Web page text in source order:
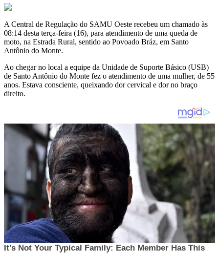
A Central de Regulação do SAMU Oeste recebeu um chamado às
08:14 desta terça-feira (16), para atendimento de uma queda de
moto, na Estrada Rural, sentido ao Povoado Bráz, em Santo
Antônio do Monte.
Ao chegar no local a equipe da Unidade de Suporte Básico (USB)
de Santo Antônio do Monte fez o atendimento de uma mulher, de 55
anos. Estava consciente, queixando dor cervical e dor no braço
direito.